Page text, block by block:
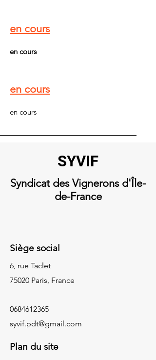
en cours
en cours
en cours
en cours
SYVIF
Syndicat des Vignerons d'Île-
de-France
Siège social
6, rue Taclet
75020 Paris, France
0684612365
syvif.pdt@gmail.com
Plan du site